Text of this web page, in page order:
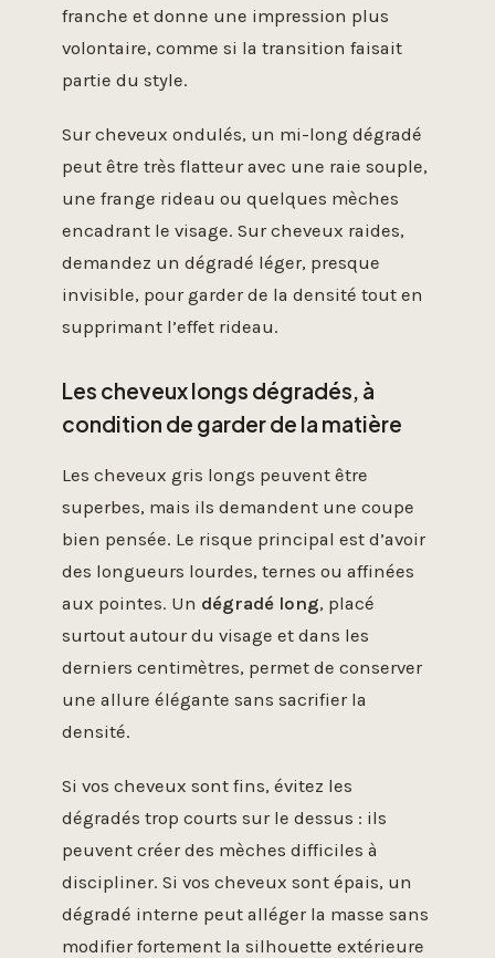
franche et donne une impression plus
volontaire, comme si la transition faisait
partie du style.
Sur cheveux ondulés, un mi-long dégradé
peut être très flatteur avec une raie souple,
une frange rideau ou quelques mèches
encadrant le visage. Sur cheveux raides,
demandez un dégradé léger, presque
invisible, pour garder de la densité tout en
supprimant l’effet rideau.
Les cheveux longs dégradés, à
condition de garder de la matière
Les cheveux gris longs peuvent être
superbes, mais ils demandent une coupe
bien pensée. Le risque principal est d’avoir
des longueurs lourdes, ternes ou affinées
aux pointes. Un dégradé long, placé
surtout autour du visage et dans les
derniers centimètres, permet de conserver
une allure élégante sans sacrifier la
densité.
Si vos cheveux sont fins, évitez les
dégradés trop courts sur le dessus : ils
peuvent créer des mèches difficiles à
discipliner. Si vos cheveux sont épais, un
dégradé interne peut alléger la masse sans
modifier fortement la silhouette extérieure